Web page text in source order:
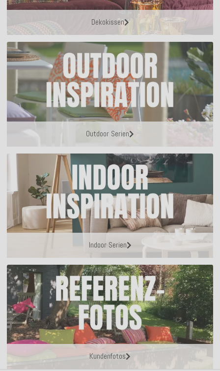
Dekokissen
Outdoor Serien
Indoor Serien
Kundenfotos